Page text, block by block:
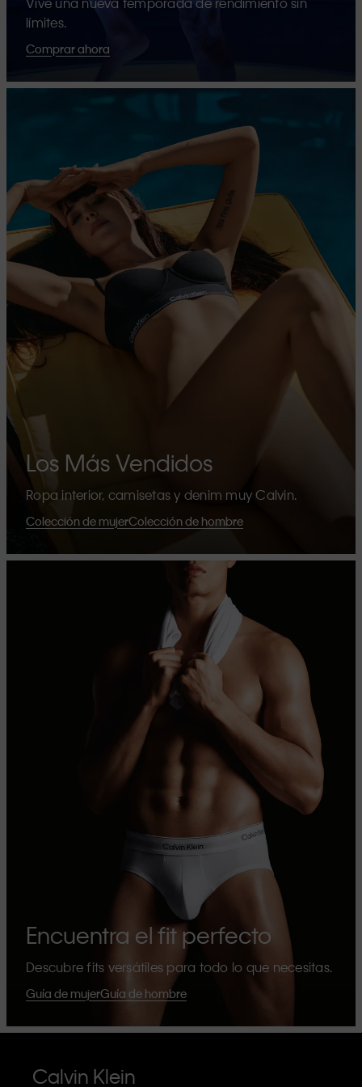
límites.
Comprar ahora
Los Más Vendidos
Ropa interior, camisetas y denim muy Calvin.
Colección de mujerColección de hombre
Encuentra el fit perfecto
Descubre fits versátiles para todo lo que necesitas.
Guía de mujerGuía de hombre
Calvin Klein